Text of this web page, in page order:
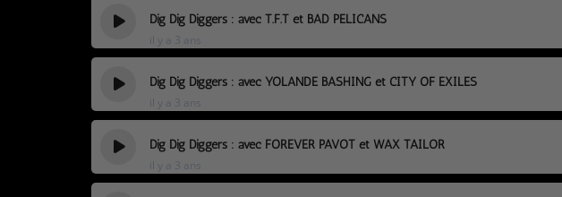
Dig Dig Diggers : avec T.F.T et BAD PELICANS
il y a 3 ans
Dig Dig Diggers : avec YOLANDE BASHING et CITY OF EXILES
il y a 3 ans
Dig Dig Diggers : avec FOREVER PAVOT et WAX TAILOR
il y a 3 ans